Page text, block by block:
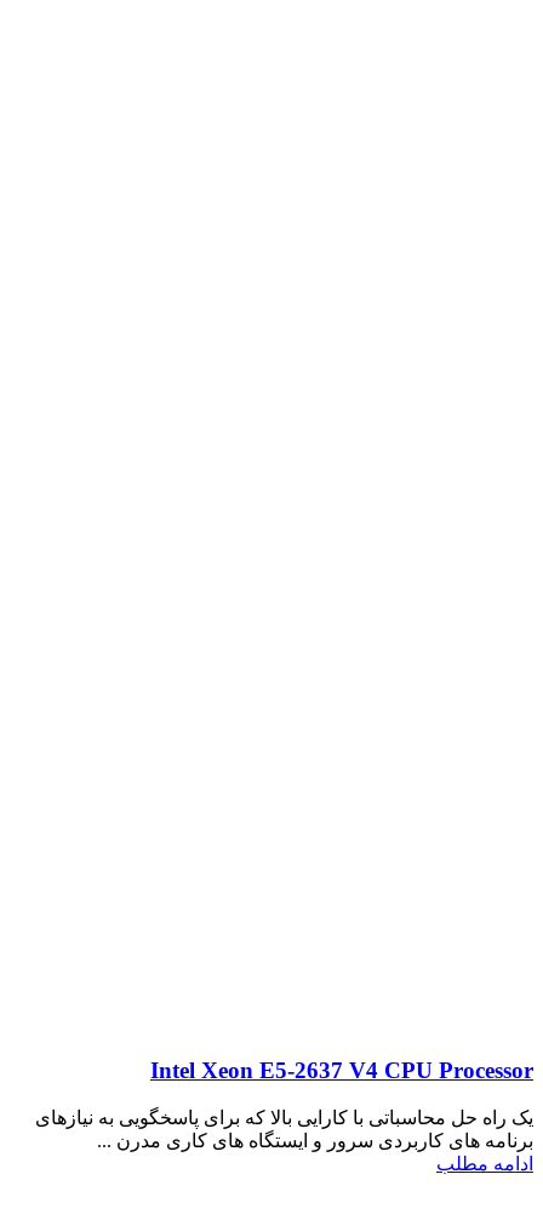
Intel Xeon E5-2637 V4 CPU Processor
یک راه حل محاسباتی با کارایی بالا که برای پاسخگویی به نیازهای
برنامه های کاربردی سرور و ایستگاه های کاری مدرن ...
ادامه مطلب